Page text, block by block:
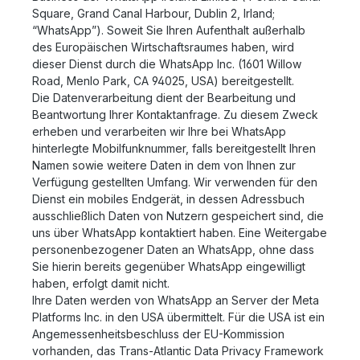
Square, Grand Canal Harbour, Dublin 2, Irland;
“WhatsApp”). Soweit Sie Ihren Aufenthalt außerhalb
des Europäischen Wirtschaftsraumes haben, wird
dieser Dienst durch die WhatsApp Inc. (1601 Willow
Road, Menlo Park, CA 94025, USA) bereitgestellt.
Die Datenverarbeitung dient der Bearbeitung und
Beantwortung Ihrer Kontaktanfrage. Zu diesem Zweck
erheben und verarbeiten wir Ihre bei WhatsApp
hinterlegte Mobilfunknummer, falls bereitgestellt Ihren
Namen sowie weitere Daten in dem von Ihnen zur
Verfügung gestellten Umfang. Wir verwenden für den
Dienst ein mobiles Endgerät, in dessen Adressbuch
ausschließlich Daten von Nutzern gespeichert sind, die
uns über WhatsApp kontaktiert haben. Eine Weitergabe
personenbezogener Daten an WhatsApp, ohne dass
Sie hierin bereits gegenüber WhatsApp eingewilligt
haben, erfolgt damit nicht.
Ihre Daten werden von WhatsApp an Server der Meta
Platforms Inc. in den USA übermittelt. Für die USA ist ein
Angemessenheitsbeschluss der EU-Kommission
vorhanden, das Trans-Atlantic Data Privacy Framework